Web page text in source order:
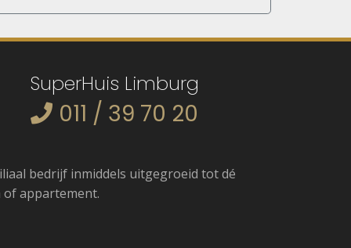
SuperHuis Limburg
011 / 39 70 20
bedrijf inmiddels uitgegroeid tot dé
appartement.